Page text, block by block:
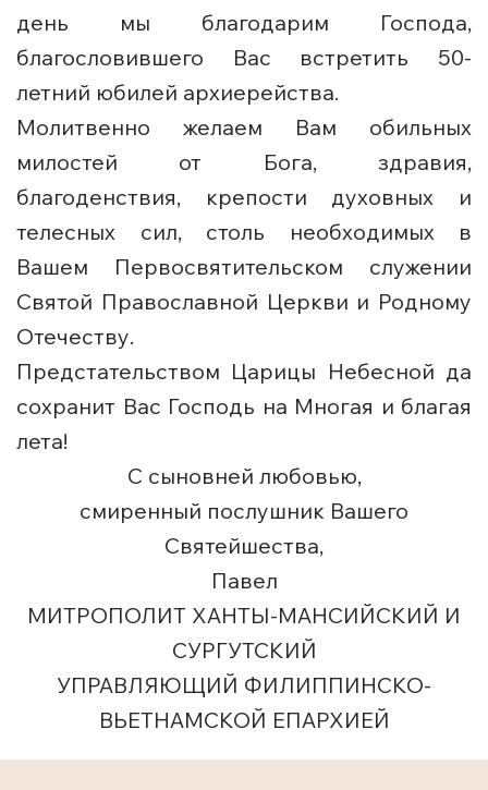
день мы благодарим Господа,
благословившего Вас встретить 50-
летний юбилей архиерейства.
Молитвенно желаем Вам обильных
милостей от Бога, здравия,
благоденствия, крепости духовных и
телесных сил, столь необходимых в
Вашем Первосвятительском служении
Святой Православной Церкви и Родному
Отечеству.
Предстательством Царицы Небесной да
сохранит Вас Господь на Многая и благая
лета!
С сыновней любовью,
смиренный послушник Вашего
Святейшества,
Павел
МИТРОПОЛИТ ХАНТЫ-МАНСИЙСКИЙ И
СУРГУТСКИЙ
УПРАВЛЯЮЩИЙ ФИЛИППИНСКО-
ВЬЕТНАМСКОЙ ЕПАРХИЕЙ